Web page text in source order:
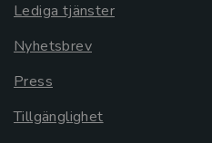
Lediga tjänster
Nyhetsbrev
Press
Tillgänglighet